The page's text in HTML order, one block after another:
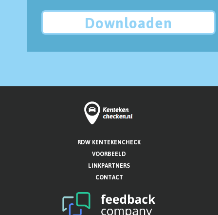
Downloaden
RDW KENTEKENCHECK
VOORBEELD
LINKPARTNERS
CONTACT